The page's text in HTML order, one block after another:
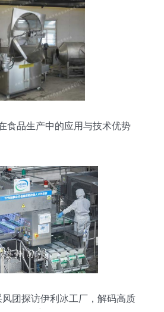
食品生产中的应用与技术优势
团探访伊利冰工厂，解码高质